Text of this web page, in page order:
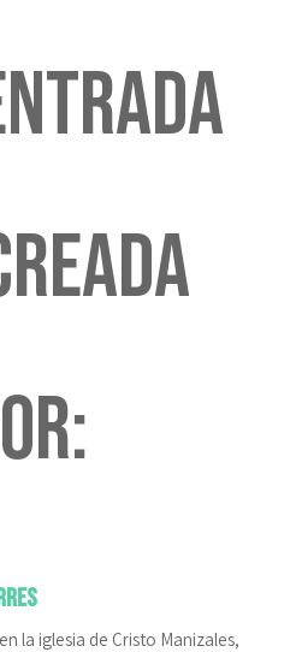
la iglesia de Cristo Manizales,